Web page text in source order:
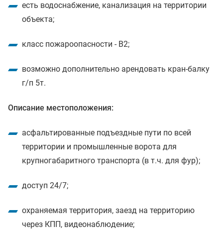
есть водоснабжение, канализация на территории
объекта;
класс пожароопасности - B2;
возможно дополнительно арендовать кран-балку
г/п 5т.
Описание местоположения:
асфальтированные подъездные пути по всей
территории и промышленные ворота для
крупногабаритного транспорта (в т.ч. для фур);
доступ 24/7;
охраняемая территория, заезд на территорию
через КПП, видеонаблюдение;